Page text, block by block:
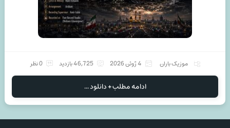
موزیک باران 4 ژوئن 2026 46,725 بازدید 0 نظر
ادامه مطلب + دانلود ...